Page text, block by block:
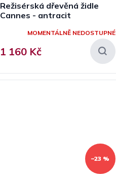
Režisérská dřevěná židle
Cannes - antracit
MOMENTÁLNĚ NEDOSTUPNÉ
1 160 Kč
–23 %